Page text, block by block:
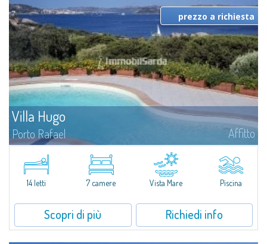
Villa Hugo
Porto Rafael Affitto
Nell'esclusiva e pittoresca località di Porto Rafael, sorge Villa Hugo, una
delle più ampie ville di Porto Rafael, affascinante proprietà caratterizzata da
un'invidiabile posizione panoramica...
prezzo a richiesta
14 letti 7 camere Vista Mare Piscina
Scopri di più Richiedi info